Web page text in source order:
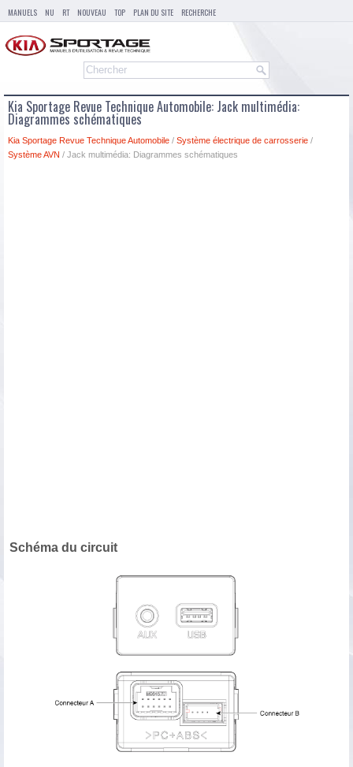
MANUELS NU RT NOUVEAU TOP PLAN DU SITE RECHERCHE
Kia Sportage Revue Technique Automobile: Jack multimédia:
Diagrammes schématiques
Kia Sportage Revue Technique Automobile / Système électrique de carrosserie /
Système AVN / Jack multimédia: Diagrammes schématiques
Schéma du circuit